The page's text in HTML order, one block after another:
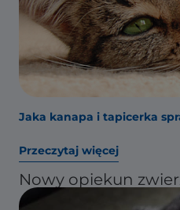
Jaka kanapa i tapicerka
Przeczytaj więcej
Nowy opiekun